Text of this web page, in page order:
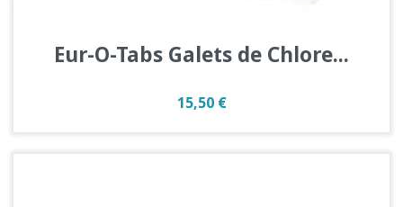
Eur-O-Tabs Galets de Chlore...
Prix
15,50 €